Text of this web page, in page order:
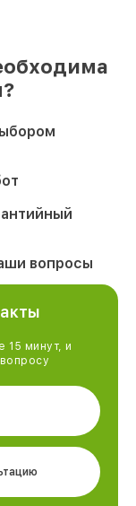
вопросы
15 минут, и